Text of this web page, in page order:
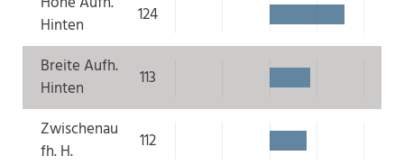
Hinten
124
Breite Aufh.
Hinten
113
Zwischenau
fh. H.
112